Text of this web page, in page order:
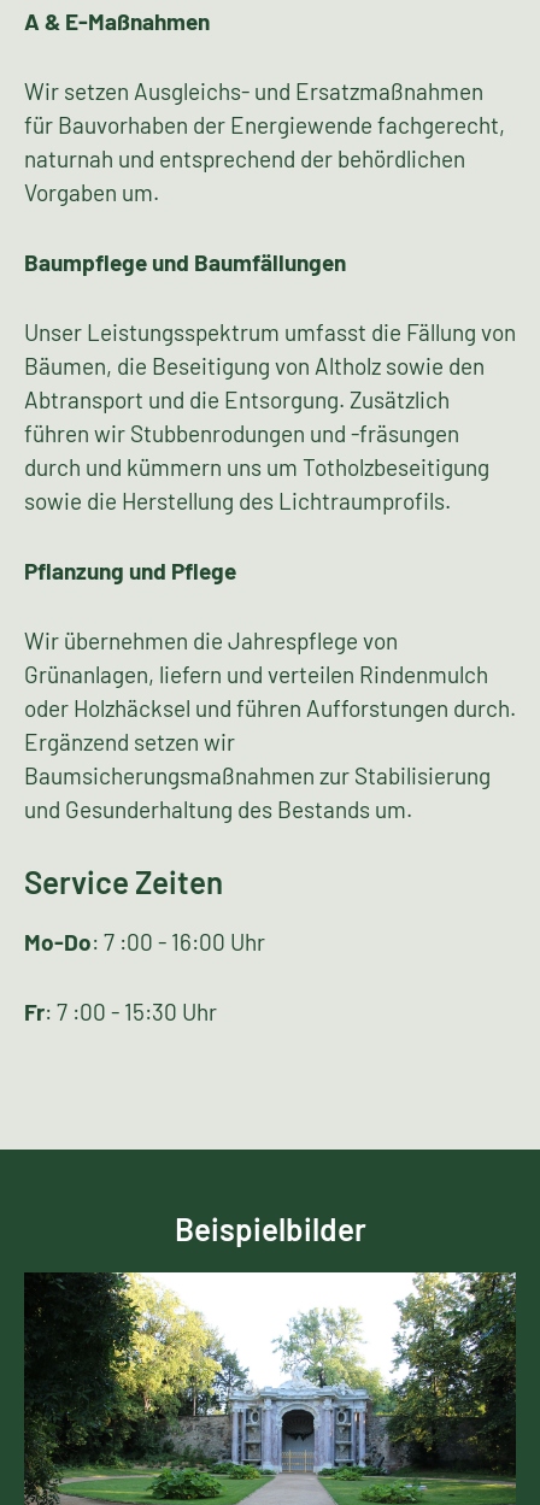
A & E-Maßnahmen
Wir setzen Ausgleichs- und Ersatzmaßnahmen
für Bauvorhaben der Energiewende fachgerecht,
naturnah und entsprechend der behördlichen
Vorgaben um.
Baumpflege und Baumfällungen
Unser Leistungsspektrum umfasst die Fällung von
Bäumen, die Beseitigung von Altholz sowie den
Abtransport und die Entsorgung. Zusätzlich
führen wir Stubbenrodungen und -fräsungen
durch und kümmern uns um Totholzbeseitigung
sowie die Herstellung des Lichtraumprofils.
Pflanzung und Pflege
Wir übernehmen die Jahrespflege von
Grünanlagen, liefern und verteilen Rindenmulch
oder Holzhäcksel und führen Aufforstungen durch.
Ergänzend setzen wir
Baumsicherungsmaßnahmen zur Stabilisierung
und Gesunderhaltung des Bestands um.
Service Zeiten
Mo-Do: 7 :00 - 16:00 Uhr
Fr: 7 :00 - 15:30 Uhr
Beispielbilder